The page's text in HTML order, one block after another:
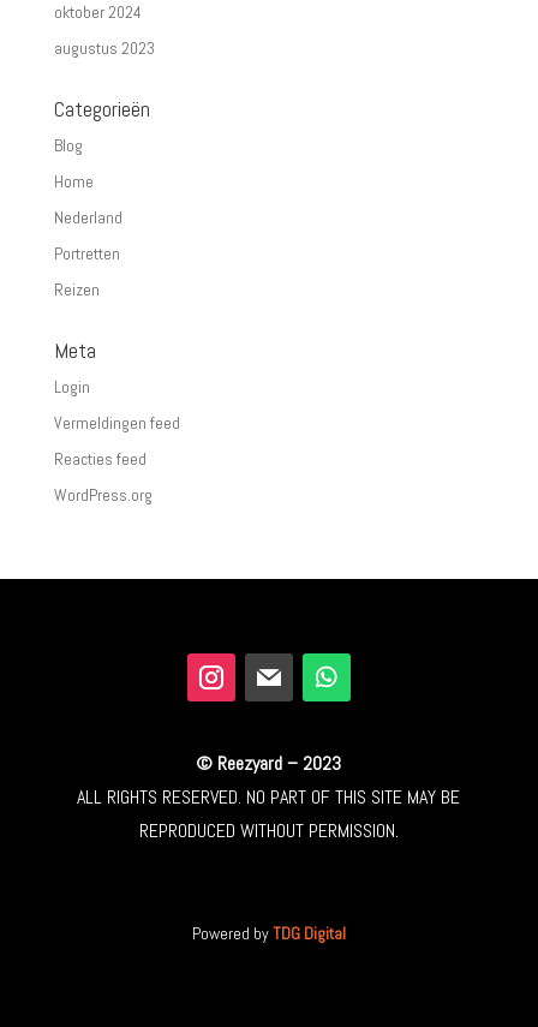
oktober 2024
augustus 2023
Categorieën
Blog
Home
Nederland
Portretten
Reizen
Meta
Login
Vermeldingen feed
Reacties feed
WordPress.org
© Reezyard – 2023
ALL RIGHTS RESERVED. NO PART OF THIS SITE MAY BE
REPRODUCED WITHOUT PERMISSION.
Powered byTDG Digital